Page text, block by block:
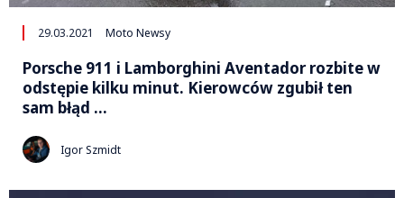
29.03.2021 Moto Newsy
Porsche 911 i Lamborghini Aventador rozbite w
odstępie kilku minut. Kierowców zgubił ten
sam błąd …
Igor Szmidt